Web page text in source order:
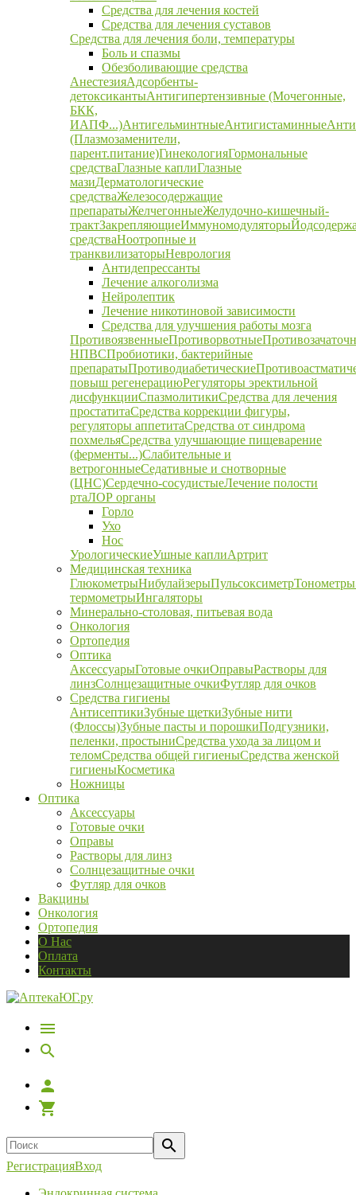
Средства для лечения костей
Средства для лечения суставов
Средства для лечения боли, температуры
Боль и спазмы
Обезболивающие средства
АнестезияАдсорбенты-
детоксикантыАнтигипертензивные (Мочегонные,
БКК,
ИАПФ...)АнтигельминтныеАнтигистаминные
(Плазмозаменители,
парент.питание)ГинекологияГормональные
средстваГлазные каплиГлазные
мазиДерматологические
средстваЖелезосодержащие
препаратыЖелчегонныеЖелудочно-кишечный-
трактЗакрепляющиеИммуномодуляторы
средстваНоотропные и
транквилизаторыНеврология
Антидепрессанты
Лечение алкоголизма
Нейролептик
Лечение никотиновой зависимости
Средства для улучшения работы мозга
ПротивоязвенныеПротиворвотные
НПВСПробиотики, бактерийные
препаратыПротиводиабетические
повыш регенерациюРегуляторы эректильной
дисфункцииСпазмолитикиСредства для лечения
простатитаСредства коррекции фигуры,
регуляторы аппетитаСредства от синдрома
похмельяСредства улучшающие пищеварение
(ферменты...)Слабительные и
ветрогонныеСедативные и снотворные
(ЦНС)Сердечно-сосудистыеЛечение полости
ртаЛОР органы
Горло
Ухо
Нос
УрологическиеУшные каплиАртрит
Медицинская техника
ГлюкометрыНибулайзерыПульсоксиметрТонометры
термометрыИнгаляторы
Минерально-столовая, питьевая вода
Онкология
Ортопедия
Оптика
АксессуарыГотовые очкиОправыРастворы для
линзСолнцезащитные очкиФутляр для очков
Средства гигиены
АнтисептикиЗубные щеткиЗубные нити
(Флоссы)Зубные пасты и порошкиПодгузники,
пеленки, простыниСредства ухода за лицом и
теломСредства общей гигиеныСредства женской
гигиеныКосметика
Ножницы
Оптика
Аксессуары
Готовые очки
Оправы
Растворы для линз
Солнцезащитные очки
Футляр для очков
Вакцины
Онкология
Ортопедия
О Нас
Оплата
Контакты
РегистрацияВход